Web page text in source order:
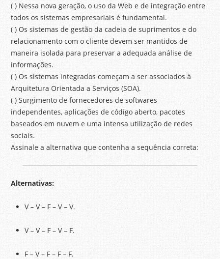
( ) Nessa nova geração, o uso da Web e de integração entre
todos os sistemas empresariais é fundamental.
( ) Os sistemas de gestão da cadeia de suprimentos e do
relacionamento com o cliente devem ser mantidos de
maneira isolada para preservar a adequada análise de
informações.
( ) Os sistemas integrados começam a ser associados à
Arquitetura Orientada a Serviços (SOA).
( ) Surgimento de fornecedores de softwares
independentes, aplicações de código aberto, pacotes
baseados em nuvem e uma intensa utilização de redes
sociais.
Assinale a alternativa que contenha a sequência correta:
Alternativas:
V – V – F – V – V.
V – V – F – V – F.
F – V – F – F – F.